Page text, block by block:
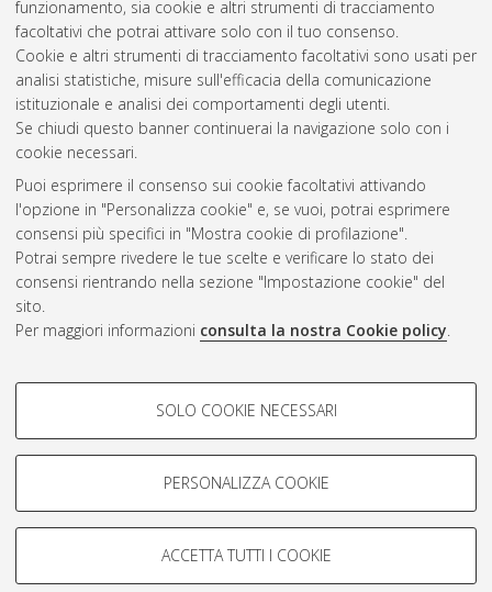
funzionamento, sia cookie e altri strumenti di tracciamento
facoltativi che potrai attivare solo con il tuo consenso.
Cookie e altri strumenti di tracciamento facoltativi sono usati per
analisi statistiche, misure sull'efficacia della comunicazione
istituzionale e analisi dei comportamenti degli utenti.
Se chiudi questo banner continuerai la navigazione solo con i
cookie necessari.
Puoi esprimere il consenso sui cookie facoltativi attivando
l'opzione in "Personalizza cookie" e, se vuoi, potrai esprimere
consensi più specifici in "Mostra cookie di profilazione".
Potrai sempre rivedere le tue scelte e verificare lo stato dei
consensi rientrando nella sezione "Impostazione cookie" del
sito.
Per maggiori informazioni consulta la nostra Cookie policy.
COOKIE DI PROFILAZIONE -
Si tratta di cookie utilizzati per analizzare le caratteristiche della
navigazione degli utenti, creare profili in base al loro comportamento
Mostra cookie di profilazione
COOKIE TECNICI - NECESSARI
SOLO COOKIE NECESSARI
PERSONALIZZA COOKIE
ACCETTA TUTTI I COOKIE
10.6092/unibo/amsdottorato/8907.
Questa lista e' stata generata il Wed Aug 5 20:44:33 2026
Atom
Rss 1.0
Rss 2.0
ISSN: 2038-7946
Impostazioni Cookie
Informativa sulla privacy
Condizioni d’uso del sito